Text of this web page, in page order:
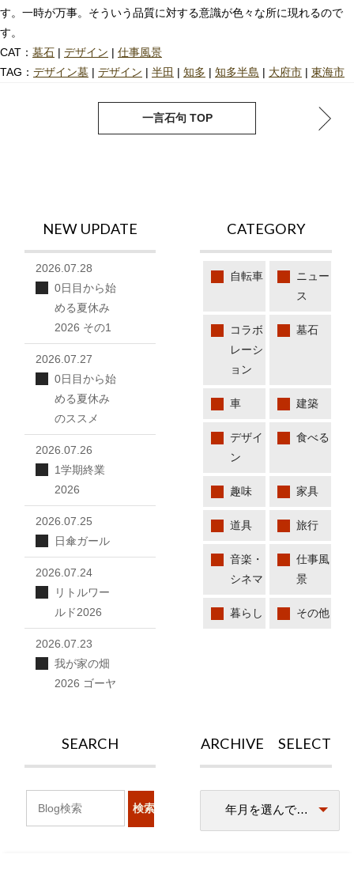
す。一時が万事。そういう品質に対する意識が色々な所に現れるので
す。
CAT： 墓石 | デザイン | 仕事風景
TAG： デザイン墓 | デザイン | 半田 | 知多 | 知多半島 | 大府市 | 東海市
一言石句 TOP
CATEGORY
自転車
ニュー
ス
コラボ
レーシ
ョン
墓石
車 建築
デザイ
ン
食べる
趣味 家具
道具 旅行
音楽・
シネマ
仕事風
景
暮らし その他
NEW UPDATE
2026.07.28
0日目から始
める夏休み
2026 その1
2026.07.27
0日目から始
める夏休み
のススメ
2026.07.26
1学期終業
2026
2026.07.25
日傘ガール
2026.07.24
リトルワー
ルド2026
2026.07.23
我が家の畑
2026 ゴーヤ
ARCHIVE SELECT
SEARCH